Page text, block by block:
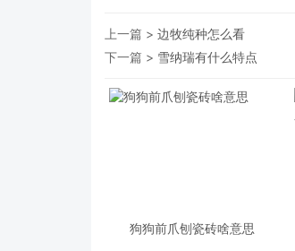
上一篇 > 边牧纯种怎么看
下一篇 > 雪纳瑞有什么特点
狗狗前爪刨瓷砖啥意思